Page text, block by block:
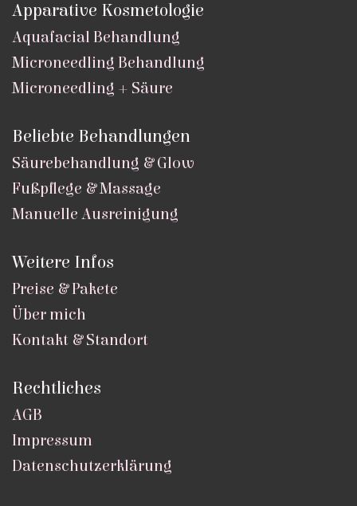
Apparative Kosmetologie
Aquafacial Behandlung
Microneedling Behandlung
Microneedling + Säure
Beliebte Behandlungen
Säurebehandlung & Glow
Fußpflege & Massage
Manuelle Ausreinigung
Weitere Infos
Preise & Pakete
Über mich
Kontakt & Standort
Rechtliches
AGB
Impressum
Datenschutzerklärung